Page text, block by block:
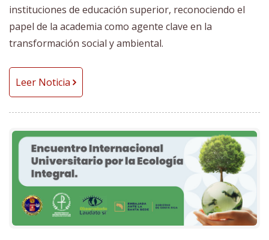
instituciones de educación superior, reconociendo el
papel de la academia como agente clave en la
transformación social y ambiental.
Leer Noticia